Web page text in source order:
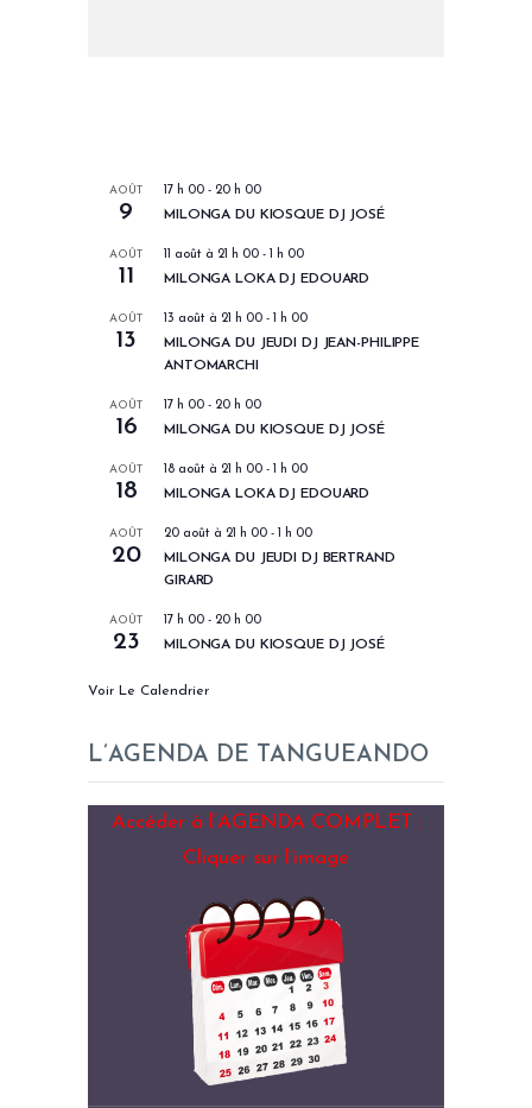
AOÛT
9
17 h 00 - 20 h 00
MILONGA DU KIOSQUE DJ JOSÉ
AOÛT
11
11 août à 21 h 00 - 1 h 00
MILONGA LOKA DJ EDOUARD
AOÛT
13
13 août à 21 h 00 - 1 h 00
MILONGA DU JEUDI DJ JEAN-PHILIPPE
ANTOMARCHI
AOÛT
16
17 h 00 - 20 h 00
MILONGA DU KIOSQUE DJ JOSÉ
AOÛT
18
18 août à 21 h 00 - 1 h 00
MILONGA LOKA DJ EDOUARD
AOÛT
20
20 août à 21 h 00 - 1 h 00
MILONGA DU JEUDI DJ BERTRAND
GIRARD
AOÛT
23
17 h 00 - 20 h 00
MILONGA DU KIOSQUE DJ JOSÉ
Voir Le Calendrier
L’AGENDA DE TANGUEANDO
Accéder à l’AGENDA COMPLET :
Cliquer sur l’image